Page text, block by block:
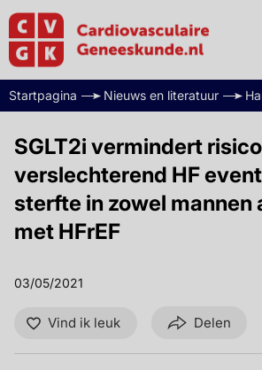
Startpagina Nieuws en literatuur
SGLT2i vermindert
verslechterend HF
sterfte in zowel mannen
met HFrEF
03/05/2021
Vind ik leuk Delen